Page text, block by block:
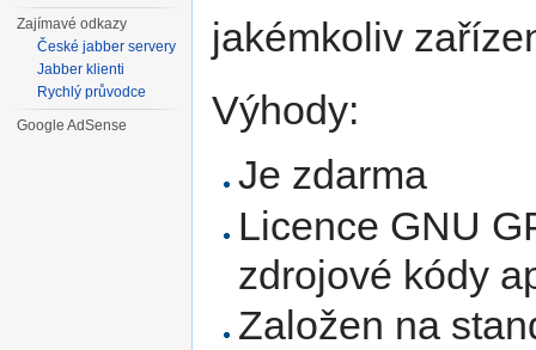
jakémkoliv
Výhody:
Je zdarma
Licence GNU
zdrojové kódy
Založen na
Zajímavé odkazy
České jabber servery
Jabber klienti
Rychlý průvodce
Google AdSense